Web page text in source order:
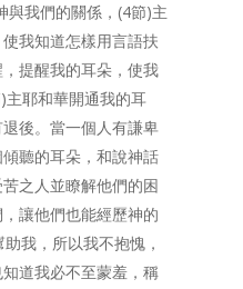
與我們的關係，(4節)主
我知道怎樣用言語扶
提醒我的耳朵，使我
主耶和華開通我的耳
後。當一個人有謙卑
聽的耳朵，和說神話
之人並瞭解他們的困
讓他們也能經歷神的
我，所以我不抱愧，
道我必不至蒙羞，稱